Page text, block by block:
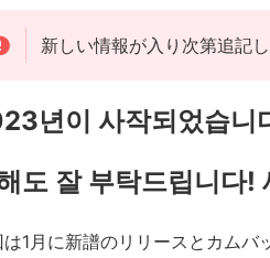
新しい情報が入り次第追記し
년이 사작되었습니
도 잘 부탁드립니다!
は1月に新譜のリリースとカムバ